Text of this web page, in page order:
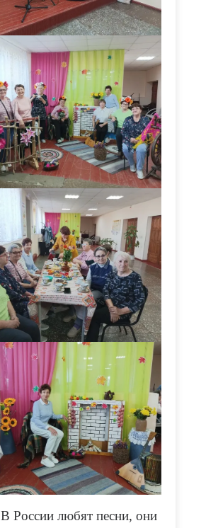
В России любят песни, они